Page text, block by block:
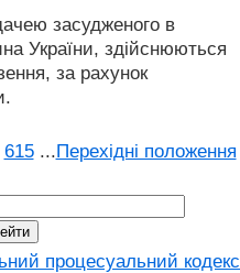
засудженого в
України, здійснюються
за рахунок
615 ...Перехідні положення
процесуальний кодекс